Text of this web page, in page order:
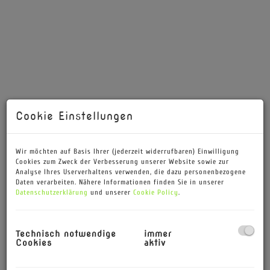
Cookie Einstellungen
Wir möchten auf Basis Ihrer (jederzeit widerrufbaren) Einwilligung
Cookies zum Zweck der Verbesserung unserer Website sowie zur
Analyse Ihres Userverhaltens verwenden, die dazu personenbezogene
Daten verarbeiten. Nähere Informationen finden Sie in unserer
Datenschutzerklärung und unserer Cookie Policy.
Technisch notwendige
Cookies
immer
aktiv